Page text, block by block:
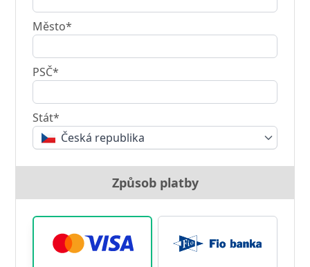
Město*
PSČ*
Stát*
Česká republika
Způsob platby